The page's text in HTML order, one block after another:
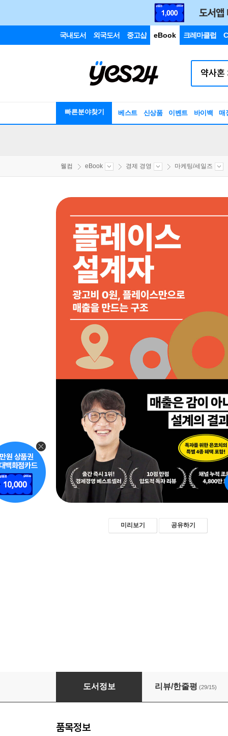
국내도서 외국도서 중고샵 eBook 크레마클럽
빠른분야찾기 베스트 신상품 이벤트 바이백 매
웰컴 eBook 경제 경영 마케팅/세일즈
미리보기 공유하기
플레이스 설계자
도서정보 리뷰/한줄평 (29/15)
품목정보